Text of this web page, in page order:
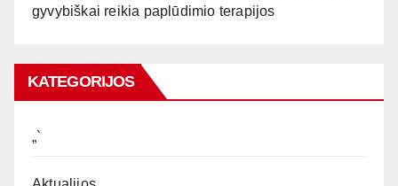
gyvybiškai reikia paplūdimio terapijos
KATEGORIJOS
„`